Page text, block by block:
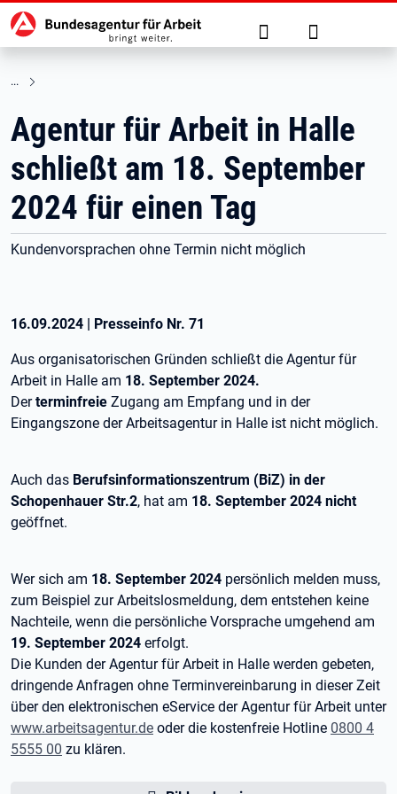
zu den Hauptinhalten springen
Hauptnavigation Suche Anmelden
Agentur für Arbeit in Halle
schließt am 18. September
2024 für einen Tag
Kundenvorsprachen ohne Termin nicht möglich
16.09.2024 | Presseinfo Nr. 71
Aus organisatorischen Gründen schließt die Agentur für
Arbeit in Halle am 18. September 2024.
Derterminfreie Zugang am Empfang und in der
Eingangszone der Arbeitsagentur in Halle ist nicht möglich.
Auch das Berufsinformationszentrum (BiZ) in der
Schopenhauer Str.2, hat am 18. September 2024 nicht
geöffnet.
Wer sich am 18. September 2024 persönlich melden muss,
zum Beispiel zur Arbeitslosmeldung, dem entstehen keine
Nachteile, wenn die persönliche Vorsprache umgehend am
19. September 2024 erfolgt.
Die Kunden der Agentur für Arbeit in Halle werden gebeten,
dringende Anfragen ohne Terminvereinbarung in dieser Zeit
über den elektronischen eService der Agentur für Arbeit unter
www.arbeitsagentur.de oder die kostenfreie Hotline 0800 4
5555 00 zu klären.